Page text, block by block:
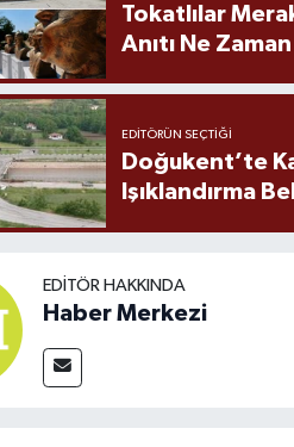
Tokatlılar
Anıtı Ne
EDITÖRÜN SEÇTIĞI
Doğukent’te
Işıklandırma
EDITÖR HAKKINDA
Haber Merkezi